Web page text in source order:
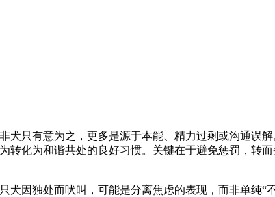
只有意为之，更多是源于本能、精力过剩或沟通误
化为和谐共处的良好习惯。关键在于避免惩罚，转
因独处而吠叫，可能是分离焦虑的表现，而非单纯“